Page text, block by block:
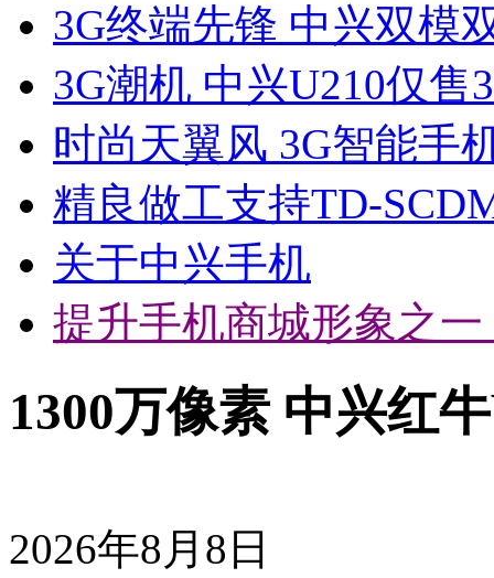
3G终端先锋 中兴双模
3G潮机 中兴U210仅售
时尚天翼风 3G智能手
精良做工支持TD-
关于中兴手机
提升手机商城形象之
1300万像素 中兴红
2026年8月8日